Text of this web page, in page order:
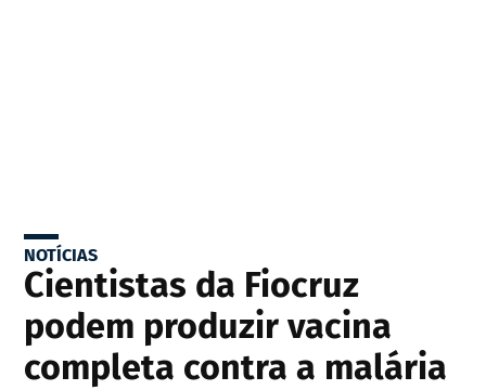
NOTÍCIAS
Cientistas da Fiocruz
podem produzir vacina
completa contra a malária